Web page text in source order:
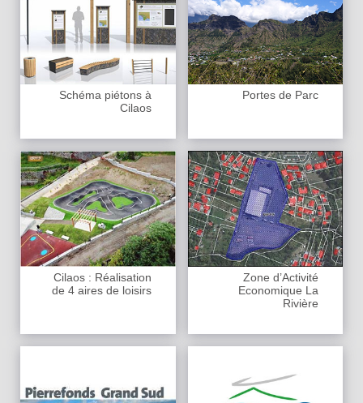
Schéma piétons à
Cilaos
Portes de Parc
Cilaos : Réalisation
de 4 aires de loisirs
Zone d’Activité
Economique La
Rivière